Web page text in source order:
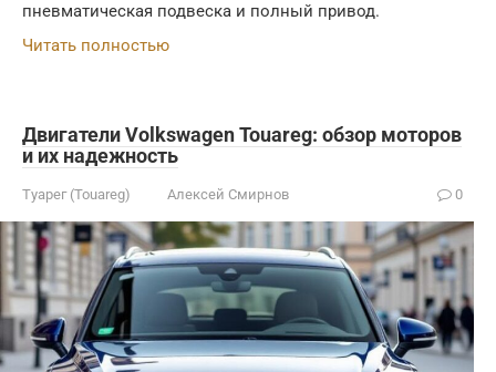
пневматическая подвеска и полный привод.
Читать полностью
Двигатели Volkswagen Touareg: обзор моторов
и их надежность
Туарег (Touareg) Алексей Смирнов 0